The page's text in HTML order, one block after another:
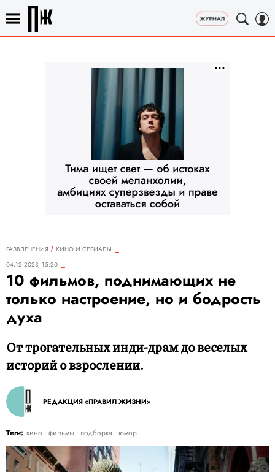
РАЗВЛЕЧЕНИЯ
КИНО И СЕРИАЛЫ
04.12.2023, 15:20
10 фильмов, поднимающих не
только настроение, но и бодрость
духа
От трогательных инди-драм до веселых
историй о взрослении.
РЕДАКЦИЯ «ПРАВИЛ ЖИЗНИ»
Теги: кино фильмы подборка юмор